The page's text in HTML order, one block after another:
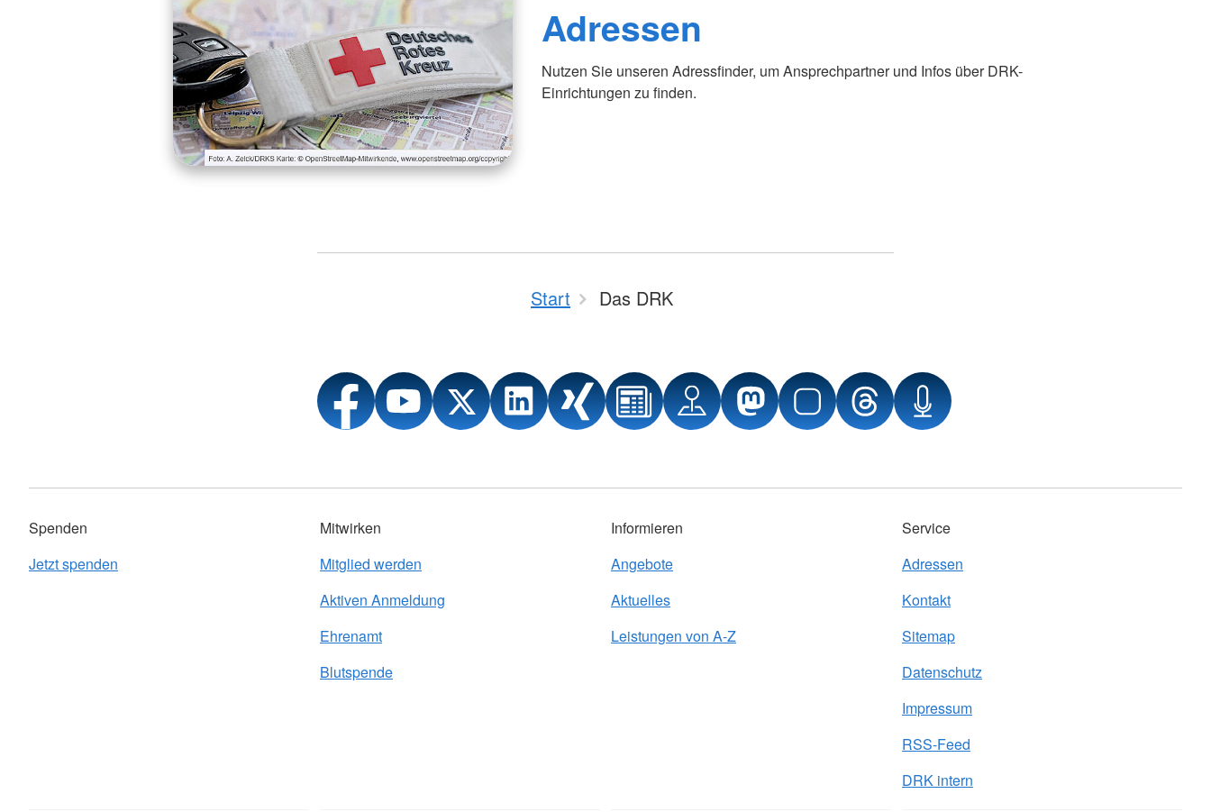
Adressen
Nutzen Sie unseren Adressfinder, um Ansprechpartner und Infos über DRK-
Einrichtungen zu finden.
Start Das DRK
Spenden
Jetzt spenden
Mitwirken
Mitglied werden
Aktiven Anmeldung
Ehrenamt
Blutspende
Informieren
Angebote
Aktuelles
Leistungen von A-Z
Service
Adressen
Kontakt
Sitemap
Datenschutz
Impressum
RSS-Feed
DRK intern